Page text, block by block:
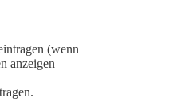
(wenn
anzeigen